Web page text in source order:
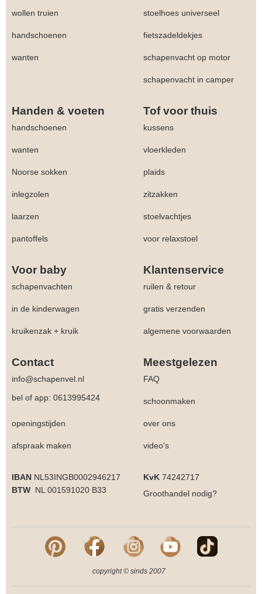
wollen truien stoelhoes universeel
handschoenen fietszadeldekjes
wanten schapenvacht op motor
schapenvacht in camper
Handen & voeten Tof voor thuis
handschoenen kussens
wanten vloerkleden
Noorse sokken plaids
inlegzolen zitzakken
laarzen stoelvachtjes
pantoffels voor relaxstoel
Voor baby Klantenservice
schapenvachten ruilen & retour
in de kinderwagen gratis verzenden
kruikenzak + kruik algemene voorwaarden
Contact Meestgelezen
info@schapenvel.nl
FAQ
bel of app: 0613995424
schoonmaken
openingstijden over ons
afspraak maken video's
IBAN NL53INGB0002946217 KvK 74242717
BTW NL 001591020 B33 Groothandel nodig?
copyright © sinds 2007